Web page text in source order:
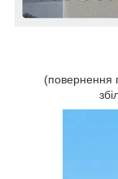
(повернення